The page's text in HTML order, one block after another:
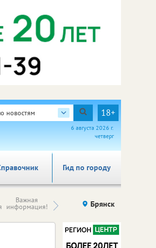
новостям 18+
6 августа 2026 г.
четверг
Гид по городу
Важная
информация! Происшествия Здоровье
Брянск